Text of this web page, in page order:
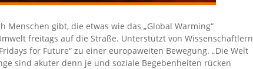
Menschen gibt, die etwas wie das „Global Warming“
freitags auf die Straße. Unterstützt von Wissenschaftlern
for Future“ zu einer europaweiten Bewegung. „Die Welt
sind akuter denn je und soziale Begebenheiten rücken